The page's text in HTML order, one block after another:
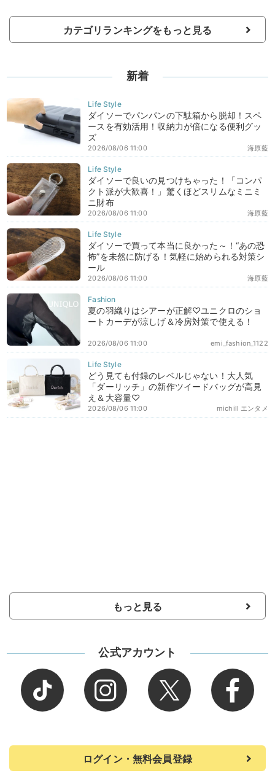
カテゴリランキングをもっと見る
新着
ダイソーでパンパンの下駄箱から脱却！スペ
ースを有効活用！収納力が倍になる便利グッ
ズ
海原藍
2026/08/06 11:00
ダイソーで良いの見つけちゃった！「コンパ
クト派が大歓喜！」驚くほどスリムなミニミ
ニ財布
海原藍
2026/08/06 11:00
ダイソーで買って本当に良かった～！“あの恐
怖”を未然に防げる！気軽に始められる対策シ
ール
海原藍
2026/08/06 11:00
夏の羽織りはシアーが正解♡ユニクロのショ
ートカーデが涼しげ＆冷房対策で使える！
emi_fashion_1122
2026/08/06 11:00
どう見ても付録のレベルじゃない！大人気
「ダーリッチ」の新作ツイードバッグが高見
え＆大容量♡
michill エンタメ
2026/08/06 11:00
もっと見る
公式アカウント
ログイン・無料会員登録